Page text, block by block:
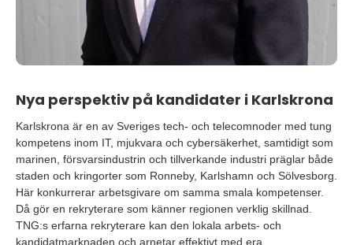
Nya perspektiv på kandidater i Karlskrona
Karlskrona är en av Sveriges tech- och telecomnoder med tung
kompetens inom IT, mjukvara och cybersäkerhet, samtidigt som
marinen, försvarsindustrin och tillverkande industri präglar både
staden och kringorter som Ronneby, Karlshamn och Sölvesborg.
Här konkurrerar arbetsgivare om samma smala kompetenser.
Då gör en rekryterare som känner regionen verklig skillnad.
TNG:s erfarna rekryterare kan den lokala arbets- och
kandidatmarknaden och arnetar effektivt med era